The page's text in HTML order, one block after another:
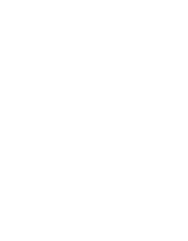
замовлення